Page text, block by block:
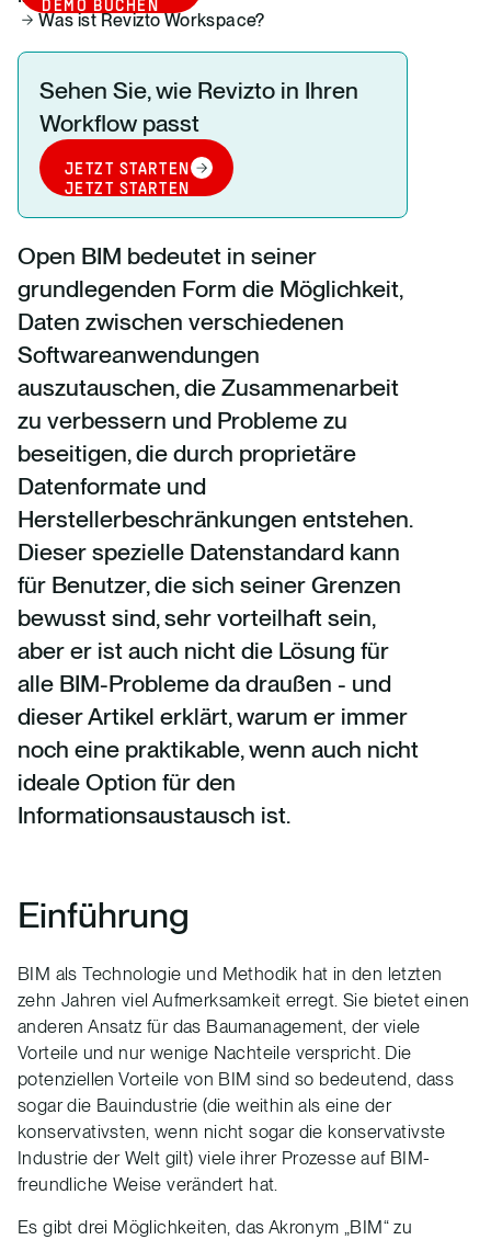
DEMO BUCHEN
Was ist Revizto Workspace?
Sehen Sie, wie Revizto in Ihren
Workflow passt
JETZT STARTEN
JETZT STARTEN
Open BIM bedeutet in seiner
grundlegenden Form die Möglichkeit,
Daten zwischen verschiedenen
Softwareanwendungen
auszutauschen, die Zusammenarbeit
zu verbessern und Probleme zu
beseitigen, die durch proprietäre
Datenformate und
Herstellerbeschränkungen entstehen.
Dieser spezielle Datenstandard kann
für Benutzer, die sich seiner Grenzen
bewusst sind, sehr vorteilhaft sein,
aber er ist auch nicht die Lösung für
alle BIM-Probleme da draußen - und
dieser Artikel erklärt, warum er immer
noch eine praktikable, wenn auch nicht
ideale Option für den
Informationsaustausch ist.
Einführung
BIM als Technologie und Methodik hat in den letzten
zehn Jahren viel Aufmerksamkeit erregt. Sie bietet einen
anderen Ansatz für das Baumanagement, der viele
Vorteile und nur wenige Nachteile verspricht. Die
potenziellen Vorteile von BIM sind so bedeutend, dass
sogar die Bauindustrie (die weithin als eine der
konservativsten, wenn nicht sogar die konservativste
Industrie der Welt gilt) viele ihrer Prozesse auf BIM-
freundliche Weise verändert hat.
Es gibt drei Möglichkeiten, das Akronym „BIM“ zu